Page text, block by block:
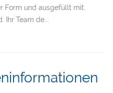
Form und ausgefüllt mit.
Team de...